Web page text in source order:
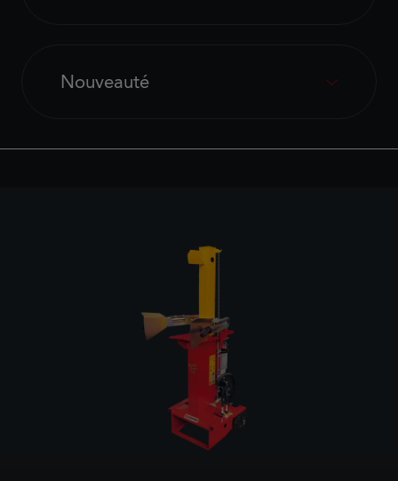
Nouveauté